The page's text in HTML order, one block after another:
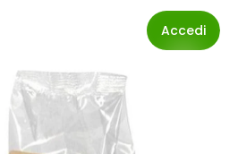
Accedi